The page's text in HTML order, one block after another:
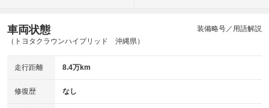
車両状態
（トヨタクラウンハイブリッド 沖縄県）
装備略号／用語解説
走行距離 8.4万km
修復歴 なし